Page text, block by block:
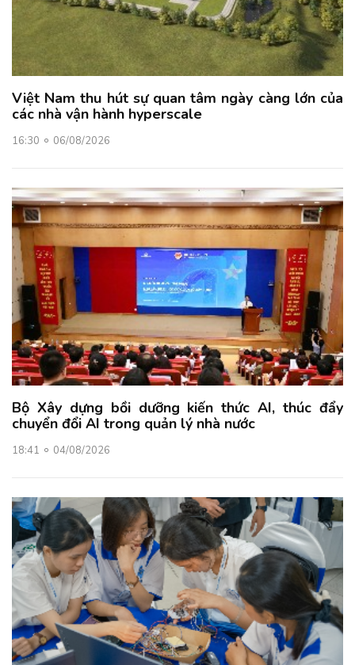
Việt Nam thu hút sự quan tâm ngày càng lớn của
các nhà vận hành hyperscale
16:30 06/08/2026
Bộ Xây dựng bồi dưỡng kiến thức AI, thúc đẩy
chuyển đổi AI trong quản lý nhà nước
18:41 04/08/2026